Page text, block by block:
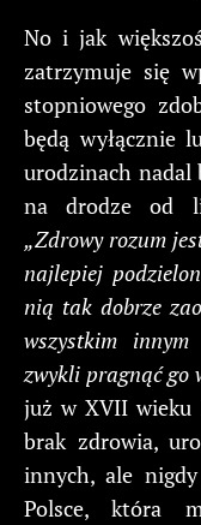
No i jak
zatrzymuje się
stopniowego
będą wyłącznie
urodzinach nadal
na drodze od
„Zdrowy rozum
najlepiej
nią tak dobrze
wszystkim
zwykli pragnąć go
już w XVII wieku
brak zdrowia,
innych, ale
Polsce, która